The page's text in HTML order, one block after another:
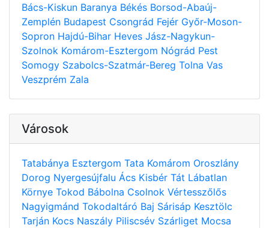
Bács-Kiskun Baranya Békés Borsod-Abaúj-
Zemplén Budapest Csongrád Fejér Győr-Moson-
Sopron Hajdú-Bihar Heves Jász-Nagykun-
Szolnok Komárom-Esztergom Nógrád Pest
Somogy Szabolcs-Szatmár-Bereg Tolna Vas
Veszprém Zala
Városok
Tatabánya Esztergom Tata Komárom Oroszlány
Dorog Nyergesújfalu Ács Kisbér Tát Lábatlan
Környe Tokod Bábolna Csolnok Vértesszőlős
Nagyigmánd Tokodaltáró Baj Sárisáp Kesztölc
Tarján Kocs Naszály Piliscsév Szárliget Mocsa